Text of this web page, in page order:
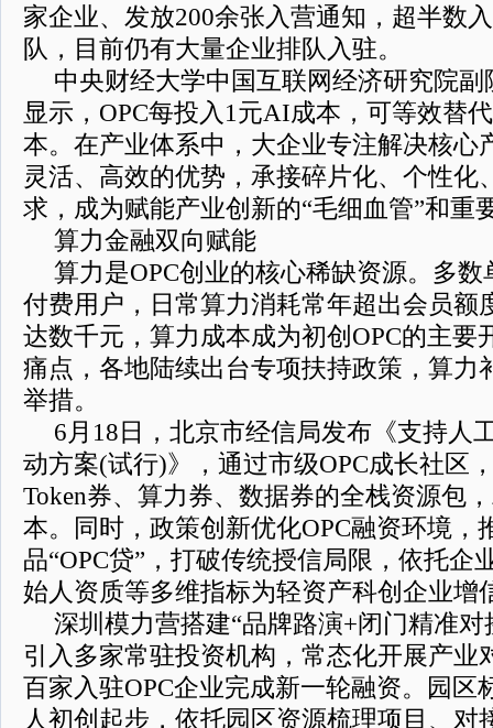
家企业、发放200余张入营通知，超半数
队，目前仍有大量企业排队入驻。
中央财经大学中国互联网经济研究院
显示，OPC每投入1元AI成本，可等效替
本。在产业体系中，大企业专注解决核心
灵活、高效的优势，承接碎片化、个性化
求，成为赋能产业创新的“毛细血管”和重
算力金融双向赋能
算力是OPC创业的核心稀缺资源。多
付费用户，日常算力消耗常年超出会员额
达数千元，算力成本成为初创OPC的主要
痛点，各地陆续出台专项扶持政策，算力
举措。
6月18日，北京市经信局发布《支持人
动方案(试行)》，通过市级OPC成长社区
Token券、算力券、数据券的全栈资源包
本。同时，政策创新优化OPC融资环境，
品“OPC贷”，打破传统授信局限，依托企
始人资质等多维指标为轻资产科创企业增
深圳模力营搭建“品牌路演+闭门精准
引入多家常驻投资机构，常态化开展产业
百家入驻OPC企业完成新一轮融资。园区
人初创起步，依托园区资源梳理项目、对